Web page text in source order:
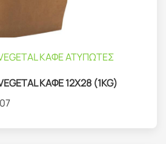
ΚΑΦΕ ΑΤΥΠΩΤΕΣ
ΚΑΦΕ 12Χ28 (1KG)